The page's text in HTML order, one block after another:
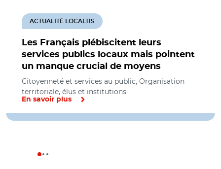
Les Français plébiscitent leurs
services publics locaux mais pointent
un manque crucial de moyens
ACTUALITÉ LOCALTIS
Citoyenneté et services au public, Organisation
territoriale, élus et institutions
En savoir plus